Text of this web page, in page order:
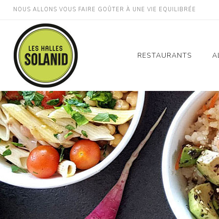
NOUS ALLONS VOUS FAIRE GOÛTER À UNE VIE EQUILIBRÉE
RESTAURANTS
Montpellier Gare St
Roch
Montpellier Décathlon
Odysseum
Montpellier Millénaire
Perpignan Gare
Lodève